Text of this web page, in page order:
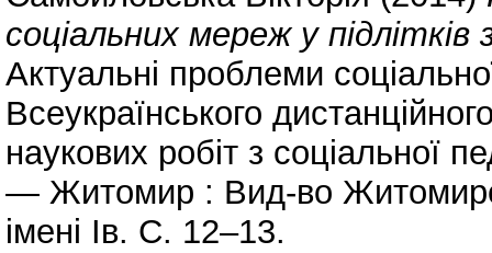
соціальних мереж у
Актуальні проблеми
Всеукраїнського
наукових робіт з соціальної
— Житомир : Вид-во
імені Ів. С. 12–13.